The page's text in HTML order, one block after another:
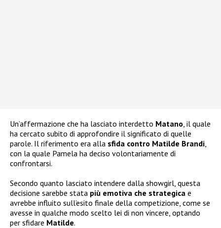
Un’affermazione che ha lasciato interdetto Matano , il quale
ha cercato subito di approfondire il significato di quelle
parole. Il riferimento era alla sfida contro Matilde Brandi
con la quale Pamela ha deciso volontariamente di
confrontarsi.
Secondo quanto lasciato intendere dalla showgirl, questa
decisione sarebbe stata più emotiva che strategica e
avrebbe influito sull’esito finale della competizione, come se
avesse in qualche modo scelto lei di non vincere, optando
per sfidare Matilde.